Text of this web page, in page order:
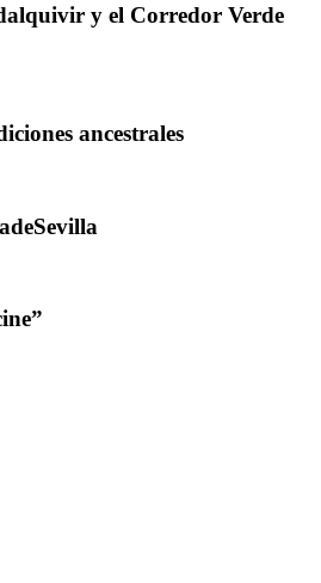
y el Corredor Verde
ancestrales